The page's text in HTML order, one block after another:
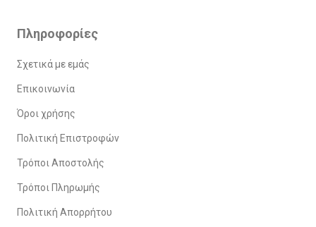
Πληροφορίες
Σχετικά με εμάς
Επικοινωνία
Όροι χρήσης
Πολιτική Επιστροφών
Τρόποι Αποστολής
Τρόποι Πληρωμής
Πολιτική Απορρήτου